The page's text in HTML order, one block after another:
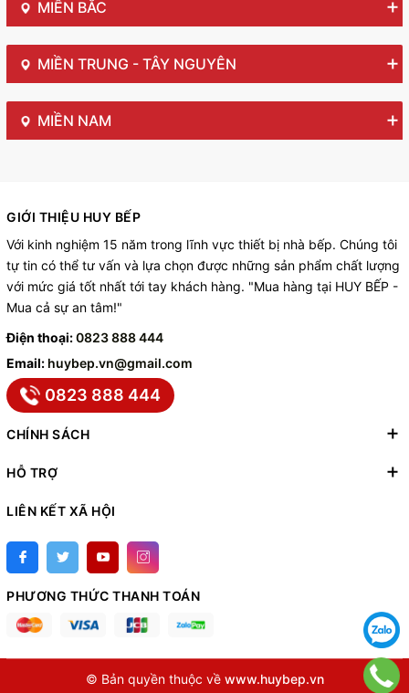
MIỀN BẮC
MIỀN TRUNG - TÂY NGUYÊN
MIỀN NAM
GIỚI THIỆU HUY BẾP
Với kinh nghiệm 15 năm trong lĩnh vực thiết bị nhà bếp. Chúng tôi
tự tin có thể tư vấn và lựa chọn được những sản phẩm chất lượng
với mức giá tốt nhất tới tay khách hàng. "Mua hàng tại HUY BẾP -
Mua cả sự an tâm!"
Điện thoại:0823 888 444
Email: huybep.vn@gmail.com
0823 888 444
CHÍNH SÁCH
HỖ TRỢ
LIÊN KẾT XÃ HỘI
PHƯƠNG THỨC THANH TOÁN
© Bản quyền thuộc về www.huybep.vn